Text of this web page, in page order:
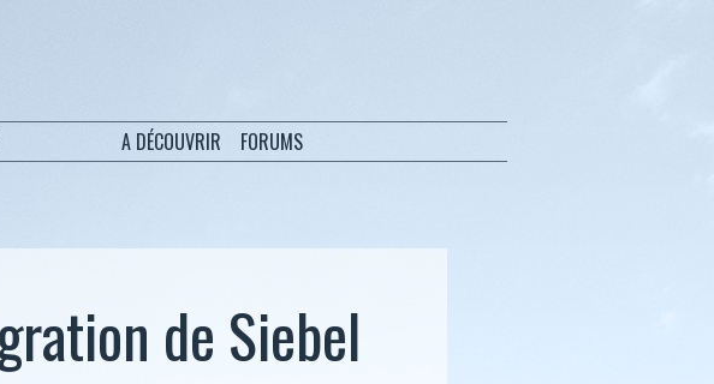
A DÉCOUVRIR FORUMS
de Siebel